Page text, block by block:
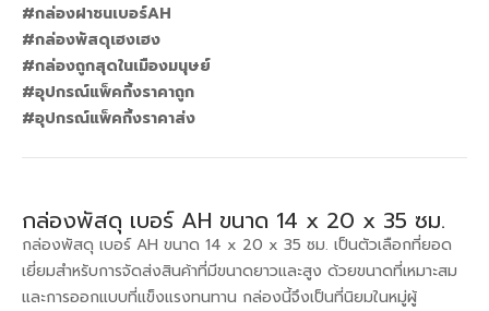
#กล่องฝาชนเบอร์AH
#กล่องพัสดุเฮงเฮง
#กล่องถูกสุดในเมืองมนุษย์
#อุปกรณ์แพ็คกิ้งราคาถูก
#อุปกรณ์แพ็คกิ้งราคาส่ง
กล่องพัสดุ เบอร์ AH ขนาด 14 x 20 x 35 ซม.
กล่องพัสดุ เบอร์ AH ขนาด 14 x 20 x 35 ซม. เป็นตัวเลือกที่ยอด
เยี่ยมสำหรับการจัดส่งสินค้าที่มีขนาดยาวและสูง ด้วยขนาดที่เหมาะสม
และการออกแบบที่แข็งแรงทนทาน กล่องนี้จึงเป็นที่นิยมในหมู่ผู้